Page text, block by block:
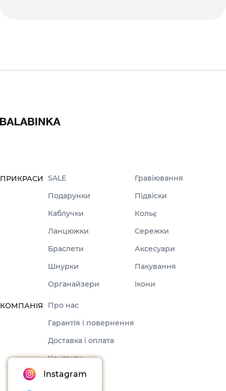
ПРИКРАСИ SALE
Гравіювання
Подарунки
Підвіски
Каблучки
Кольє
Ланцюжки
Сережки
Браслети
Аксесуари
Шнурки
Пакування
Органайзери
Ікони
КОМПАНІЯ
Про нас
Гарантія і повернення
Доставка і оплата
Контакти
Оферта
Instagram